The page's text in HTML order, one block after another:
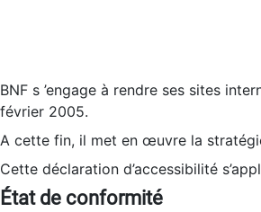
BNF s ’engage à rendre ses sites
février 2005.
A cette fin, il met en œuvre la
Cette déclaration d’accessibilité
État de conformité